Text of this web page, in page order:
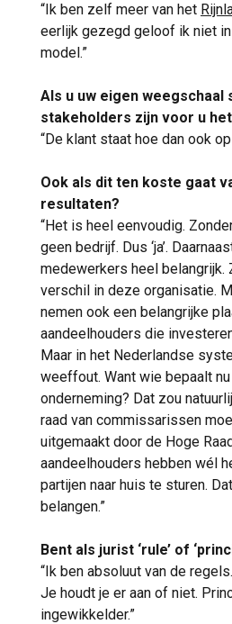
“Ik ben zelf meer van het
eerlijk gezegd geloof ik niet
model.”
Als u uw eigen weegschaal
stakeholders zijn voor u
“De klant staat hoe dan ook
Ook als dit ten koste gaat
resultaten?
“Het is heel eenvoudig.
geen bedrijf. Dus ‘ja’.
medewerkers heel belangrijk.
verschil in deze organisatie.
nemen ook een belangrijke
aandeelhouders die
Maar in het Nederlandse
weeffout. Want wie bepaalt
onderneming? Dat zou
raad van commissarissen
uitgemaakt door de Hoge
aandeelhouders hebben wél
partijen naar huis te sturen.
belangen.”
Bent als jurist ‘rule’ of
“Ik ben absoluut van de
Je houdt je er aan of niet.
ingewikkelder.”